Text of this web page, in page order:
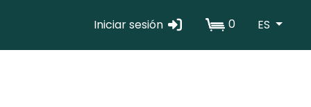
Erabiltzaile
Iniciar sesión 0 ES